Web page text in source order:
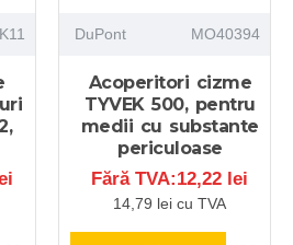
DuPont MO40394
Acoperitori cizme
TYVEK 500, pentru
medii cu substante
periculoase
Fără TVA:12,22 lei
14,79 lei cu TVA